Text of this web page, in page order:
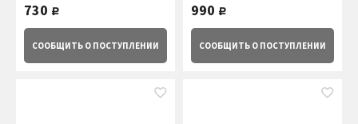
730 руб.
СООБЩИТЬ О ПОСТУПЛЕНИИ
990 руб.
СООБЩИТЬ О ПОСТУПЛЕНИИ